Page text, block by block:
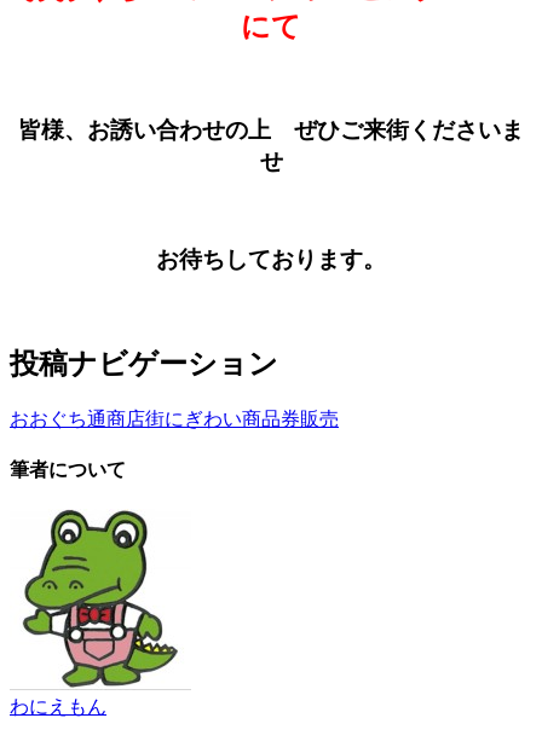
にて
皆様、お誘い合わせの上 ぜひご来街くださいま
せ
お待ちしております。
投稿ナビゲーション
おおぐち通商店街にぎわい商品券販売
筆者について
わにえもん